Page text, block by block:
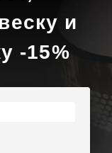
и
-15%